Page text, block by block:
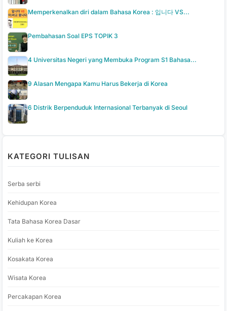
Memperkenalkan diri dalam Bahasa Korea : 입니다 VS...
Pembahasan Soal EPS TOPIK 3
4 Universitas Negeri yang Membuka Program S1 Bahasa...
9 Alasan Mengapa Kamu Harus Bekerja di Korea
6 Distrik Berpenduduk Internasional Terbanyak di Seoul
KATEGORI TULISAN
Serba serbi
Kehidupan Korea
Tata Bahasa Korea Dasar
Kuliah ke Korea
Kosakata Korea
Wisata Korea
Percakapan Korea